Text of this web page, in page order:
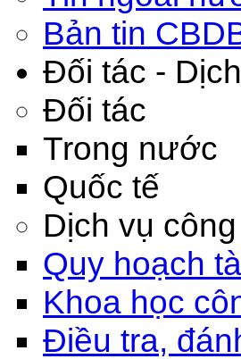
Bản tin
Đối tác -
Đối tác
Trong nước
Quốc tế
Dịch vụ công
Quy hoạch
Khoa học
Điều tra,